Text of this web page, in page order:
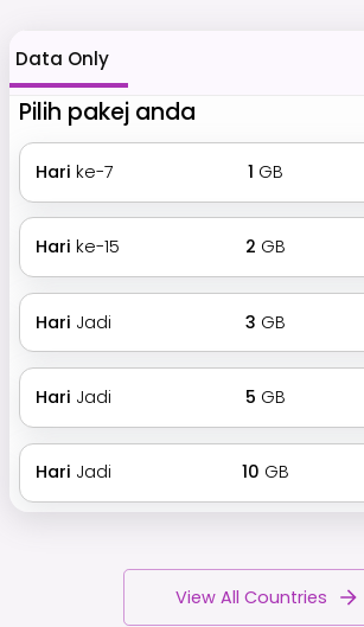
Data Only
Pilih pakej anda
Hari ke-7 1 GB
Hari ke-15 2 GB
Hari Jadi 3 GB
Hari Jadi 5 GB
Hari Jadi 10 GB
View All Countries